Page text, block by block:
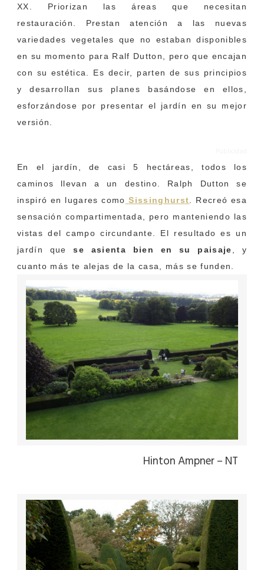
XX. Priorizan las áreas que necesitan
restauración. Prestan atención a las nuevas
variedades vegetales que no estaban disponibles
en su momento para Ralf Dutton, pero que encajan
con su estética. Es decir, parten de sus principios
y desarrollan sus planes basándose en ellos,
esforzándose por presentar el jardín en su mejor
versión.
En el jardín, de casi 5 hectáreas, todos los
caminos llevan a un destino. Ralph Dutton se
inspiró en lugares como Sissinghurst. Recreó esa
sensación compartimentada, pero manteniendo las
vistas del campo circundante. El resultado es un
jardín quese asienta bien en su paisaje, y
cuanto más te alejas de la casa, más se funden.
Hinton Ampner – NT